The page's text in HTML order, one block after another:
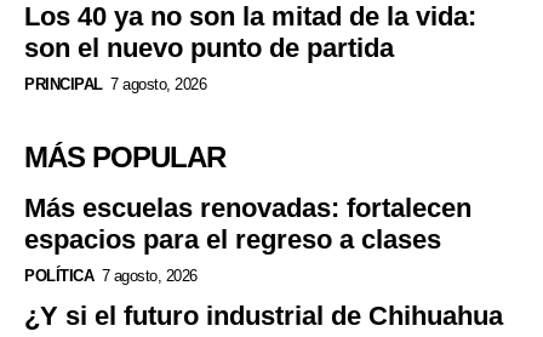
Los 40 ya no son la mitad de la vida:
son el nuevo punto de partida
PRINCIPAL 7 agosto, 2026
MÁS POPULAR
Más escuelas renovadas: fortalecen
espacios para el regreso a clases
POLÍTICA 7 agosto, 2026
¿Y si el futuro industrial de Chihuahua